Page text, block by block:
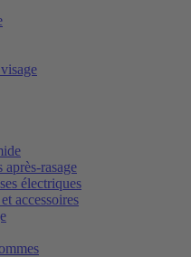
après-rasage
électriques
accessoires